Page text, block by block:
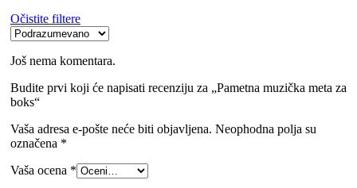
Očistite filtere
Još nema komentara.
Budite prvi koji će napisati recenziju za „Pametna muzička meta za
boks“
Vaša adresa e-pošte neće biti objavljena. Neophodna polja su
označena *
Vaša ocena *